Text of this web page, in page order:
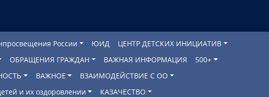
России ЮИД
ЦЕНТР ДЕТСКИХ ИНИЦИАТИВ
ОБРАЩЕНИЯ ГРАЖДАН ВАЖНАЯ ИНФОРМАЦИЯ
500+
ВАЖНОЕ
ВЗАИМОДЕЙСТВИЕ С ОО
и их оздоровлении
КАЗАЧЕСТВО